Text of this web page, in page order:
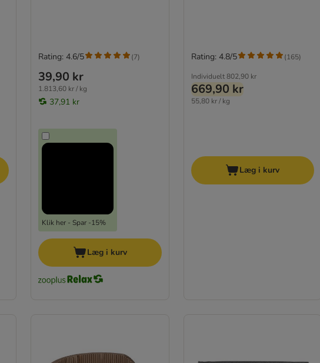
39,90 kr
1.813,60 kr / kg
37,91 kr
Klik her - Spar -15%
Rating: 4.6/5 (7)
Læg i kurv
Individuelt 802,90 kr
669,90 kr
55,80 kr / kg
Rating: 4.8/5 (165)
Læg i kurv